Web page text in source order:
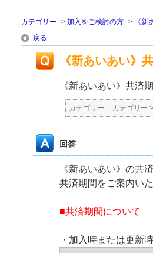
カテゴリー > 加入をご検討の方 > 《新
戻る
《新あいあい》
《新あいあい》共済
カテゴリー : カテゴリー >
回答
《新あいあい》の共
共済期間をご案内いた
■共済期間について
・加入時または更新